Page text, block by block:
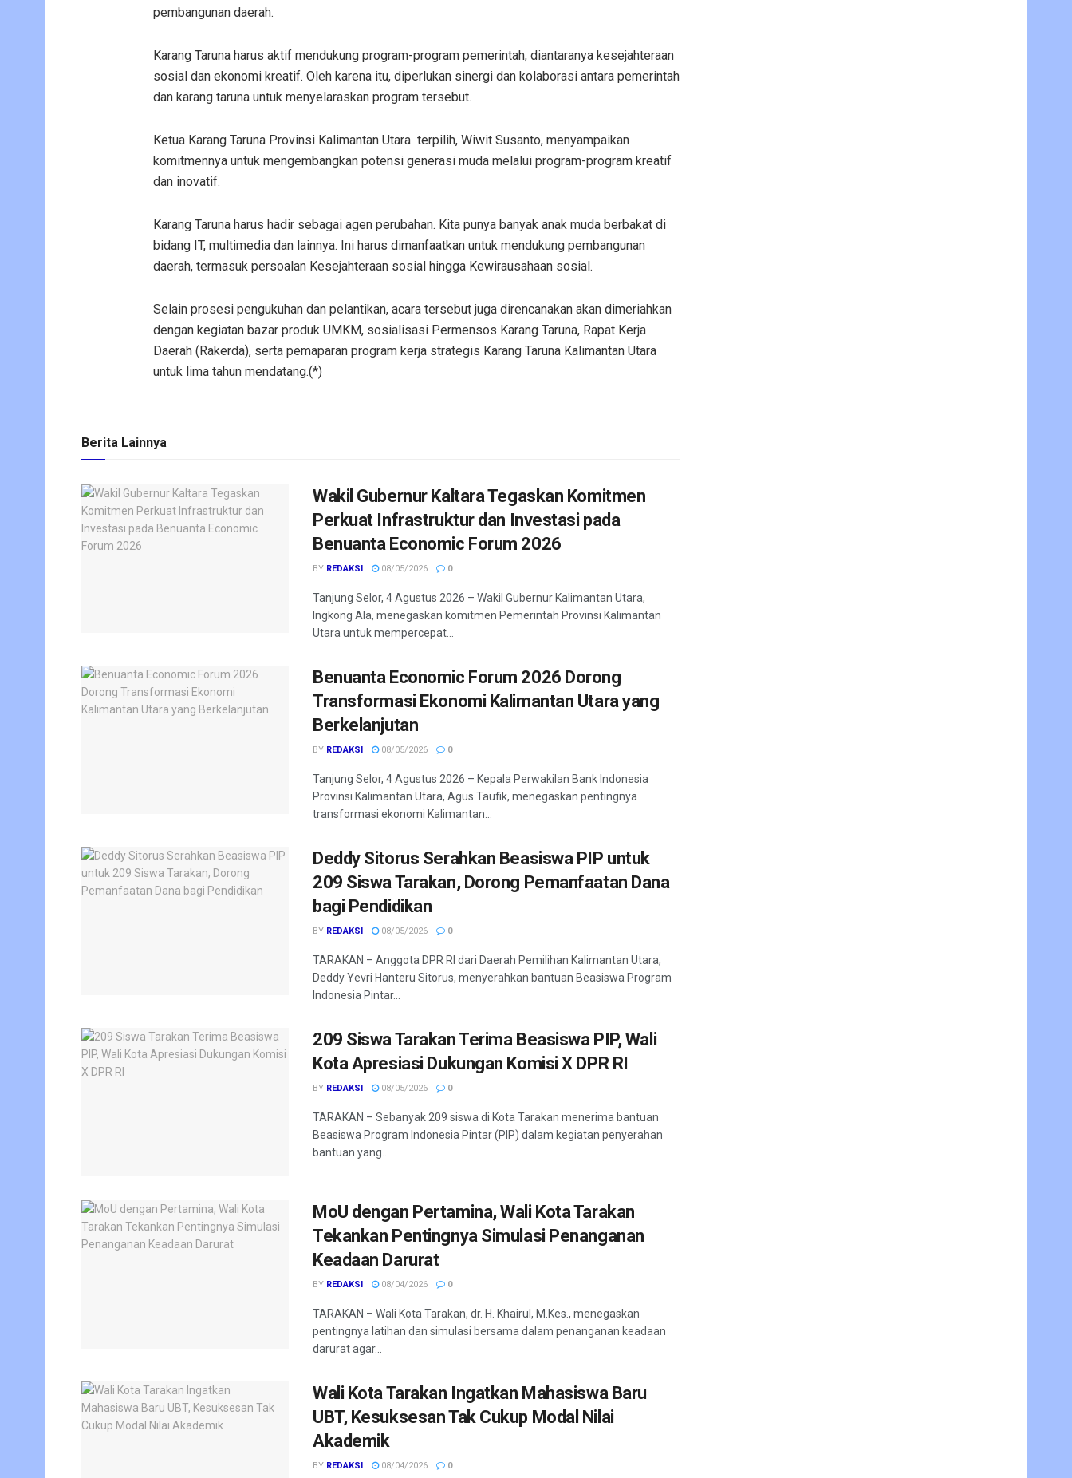
pembangunan daerah.
Karang Taruna harus aktif mendukung program-program pemerintah, diantaranya kesejahteraan
sosial dan ekonomi kreatif. Oleh karena itu, diperlukan sinergi dan kolaborasi antara pemerintah
dan karang taruna untuk menyelaraskan program tersebut.
Ketua Karang Taruna Provinsi Kalimantan Utara terpilih, Wiwit Susanto, menyampaikan
komitmennya untuk mengembangkan potensi generasi muda melalui program-program kreatif
dan inovatif.
Karang Taruna harus hadir sebagai agen perubahan. Kita punya banyak anak muda berbakat di
bidang IT, multimedia dan lainnya. Ini harus dimanfaatkan untuk mendukung pembangunan
daerah, termasuk persoalan Kesejahteraan sosial hingga Kewirausahaan sosial.
Selain prosesi pengukuhan dan pelantikan, acara tersebut juga direncanakan akan dimeriahkan
dengan kegiatan bazar produk UMKM, sosialisasi Permensos Karang Taruna, Rapat Kerja
Daerah (Rakerda), serta pemaparan program kerja strategis Karang Taruna Kalimantan Utara
untuk lima tahun mendatang.(*)
Berita Lainnya
Wakil Gubernur Kaltara Tegaskan Komitmen
Perkuat Infrastruktur dan Investasi pada
Benuanta Economic Forum 2026
BY REDAKSI 08/05/2026 0
Tanjung Selor, 4 Agustus 2026 – Wakil Gubernur Kalimantan Utara,
Ingkong Ala, menegaskan komitmen Pemerintah Provinsi Kalimantan
Utara untuk mempercepat...
Benuanta Economic Forum 2026 Dorong
Transformasi Ekonomi Kalimantan Utara yang
Berkelanjutan
BY REDAKSI 08/05/2026 0
Tanjung Selor, 4 Agustus 2026 – Kepala Perwakilan Bank Indonesia
Provinsi Kalimantan Utara, Agus Taufik, menegaskan pentingnya
transformasi ekonomi Kalimantan...
Deddy Sitorus Serahkan Beasiswa PIP untuk
209 Siswa Tarakan, Dorong Pemanfaatan Dana
bagi Pendidikan
BY REDAKSI 08/05/2026 0
TARAKAN – Anggota DPR RI dari Daerah Pemilihan Kalimantan Utara,
Deddy Yevri Hanteru Sitorus, menyerahkan bantuan Beasiswa Program
Indonesia Pintar...
209 Siswa Tarakan Terima Beasiswa PIP, Wali
Kota Apresiasi Dukungan Komisi X DPR RI
BY REDAKSI 08/05/2026 0
TARAKAN – Sebanyak 209 siswa di Kota Tarakan menerima bantuan
Beasiswa Program Indonesia Pintar (PIP) dalam kegiatan penyerahan
bantuan yang...
MoU dengan Pertamina, Wali Kota Tarakan
Tekankan Pentingnya Simulasi Penanganan
Keadaan Darurat
BY REDAKSI 08/04/2026 0
TARAKAN – Wali Kota Tarakan, dr. H. Khairul, M.Kes., menegaskan
pentingnya latihan dan simulasi bersama dalam penanganan keadaan
darurat agar...
Wali Kota Tarakan Ingatkan Mahasiswa Baru
UBT, Kesuksesan Tak Cukup Modal Nilai
Akademik
BY REDAKSI 08/04/2026 0